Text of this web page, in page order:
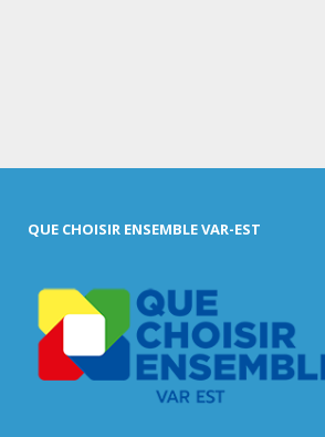
QUE CHOISIR ENSEMBLE VAR-EST